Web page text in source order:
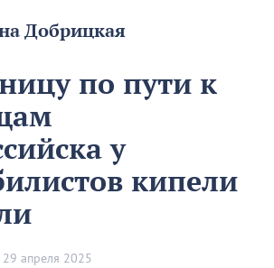
Добрицкая
по пути к
у
кипели
29 апреля 2025